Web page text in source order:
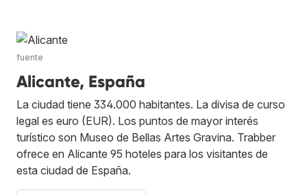
fuente
Alicante, España
La ciudad tiene 334.000 habitantes. La divisa de curso
legal es euro (EUR). Los puntos de mayor interés
turístico son Museo de Bellas Artes Gravina. Trabber
ofrece en Alicante 95 hoteles para los visitantes de
esta ciudad de España.